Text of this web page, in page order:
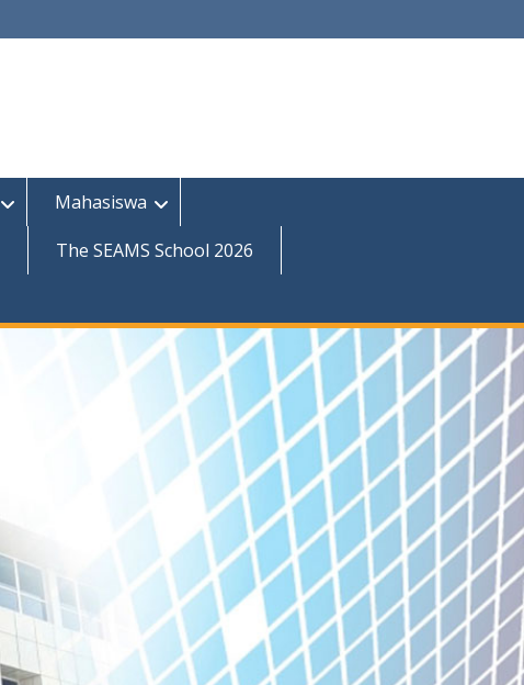
Mahasiswa
The SEAMS School 2026